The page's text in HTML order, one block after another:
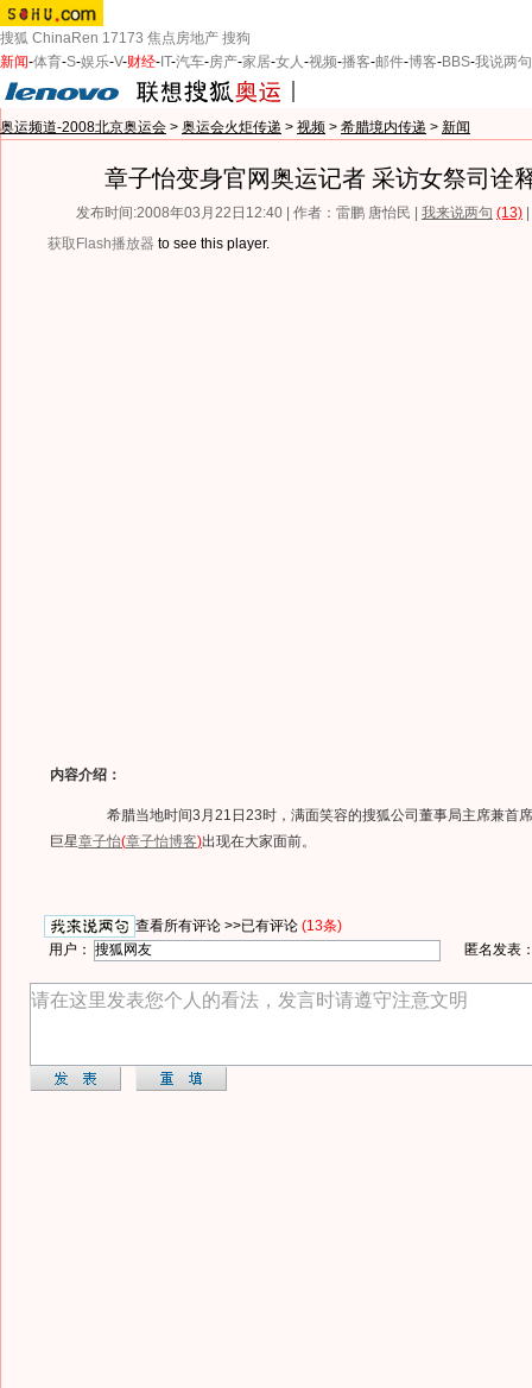
搜狐 ChinaRen 17173 焦点房地产 搜狗
新闻-体育-S-娱乐-V-财经- IT-汽车-房产-家居-女人-视频-播客-邮件-博客-BBS-我说两句
奥运频道-2008北京奥运会 > 奥运会火炬传递 > 视频 > 希腊境内传递 > 新闻
章子怡变身官网奥运记者 采访女祭司诠
发布时间:2008年03月22日12:40 | 作者：雷鹏 唐怡民 | 我来说两句 (13)
获取Flash播放器 to see this player.
内容介绍：
希腊当地时间3月21日23时，满面笑容的搜狐公司董事局主席兼首
巨星章子怡(章子怡博客)出现在大家面前。
查看所有评论 >>已有评论 (13条)
用户：
匿名发表